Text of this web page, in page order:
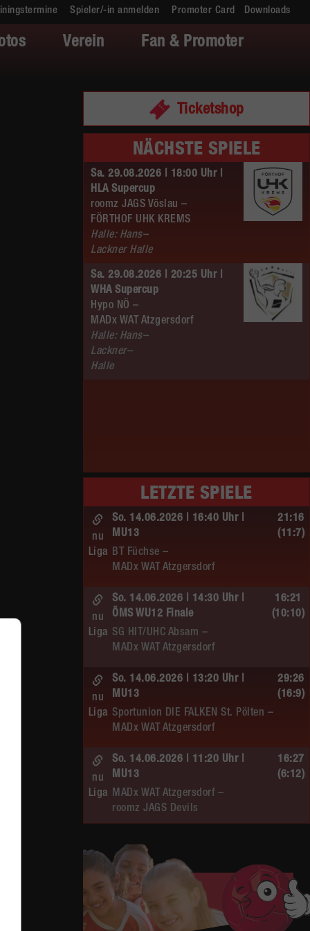
Spieler/-in anmelden Promoter Card Downloads
Verein
Fan & Promoter
Ticketshop
NÄCHSTE SPIELE
Sa. 29.08.2026 | 18:00 Uhr |
HLA Supercup
roomz JAGS Vöslau –
FÖRTHOF UHK KREMS
Halle: Hans–
Lackner Halle
Sa. 29.08.2026 | 20:25 Uhr |
WHA Supercup
Hypo NÖ –
MADx WAT Atzgersdorf
Halle: Hans–
Lackner–
Halle
LETZTE SPIELE
So. 14.06.2026 | 16:40 Uhr |
MU13
BT Füchse –
MADx WAT Atzgersdorf
nu
Liga
21:16
(11:7)
So. 14.06.2026 | 14:30 Uhr |
ÖMS WU12 Finale
SG HIT/UHC Absam –
MADx WAT Atzgersdorf
nu
Liga
16:21
(10:10)
So. 14.06.2026 | 13:20 Uhr |
MU13
Sportunion DIE FALKEN St. Pölten –
MADx WAT Atzgersdorf
nu
Liga
29:26
(16:9)
So. 14.06.2026 | 11:20 Uhr |
MU13
MADx WAT Atzgersdorf –
roomz JAGS Devils
nu
Liga
16:27
(6:12)
ÖMS WU12 HF
SC HIT/UHC Absam –
MADx WAT Atzgersdorf
Liga
Sa. 13.06.2026 | 19:05 Uhr |
30:19